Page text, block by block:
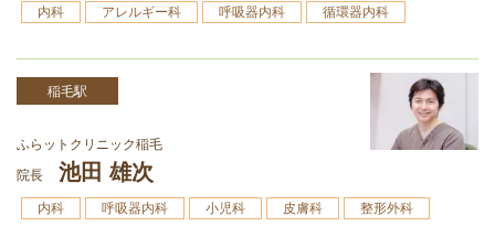
内科 アレルギー科 呼吸器内科 循環器内科
稲毛駅
ふらットクリニック稲毛
院長
池田 雄次
内科 呼吸器内科 小児科 皮膚科 整形外科